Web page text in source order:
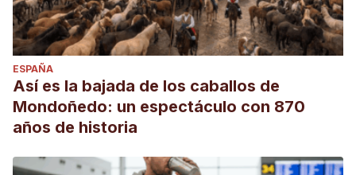
ESPAÑA
Así es la bajada de los caballos de
Mondoñedo: un espectáculo con 870
años de historia